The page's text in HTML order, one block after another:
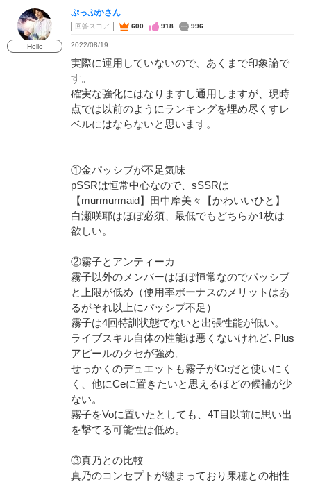
Hello
ぷっぷかさん
回答スコア 600 918 996
2022/08/19
実際に運用していないので、あくまで印象論で
す。
確実な強化にはなりますし通用しますが、現時
点では以前のようにランキングを埋め尽くすレ
ベルにはならないと思います。
①金パッシブが不足気味
pSSRは恒常中心なので、sSSRは
【murmurmaid】田中摩美々【かわいいひと】
白瀬咲耶はほぼ必須、最低でもどちらか1枚は
欲しい。
②霧子とアンティーカ
霧子以外のメンバーはほぼ恒常なのでパッシブ
と上限が低め（使用率ボーナスのメリットはあ
るがそれ以上にパッシブ不足）
霧子は4回特訓状態でないと出張性能が低い。
ライブスキル自体の性能は悪くないけれど､Plus
アピールのクセが強め。
せっかくのデュエットも霧子がCeだと使いにく
く、他にCeに置きたいと思えるほどの候補が少
ない。
霧子をVoに置いたとしても、4T目以前に思い出
を撃てる可能性は低め。
③真乃との比較
真乃のコンセプトが纏まっており果穂との相性